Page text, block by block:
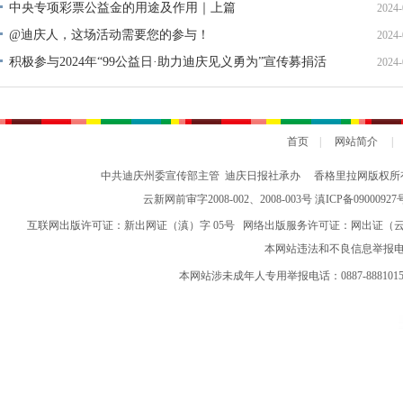
中央专项彩票公益金的用途及作用｜上篇
@迪庆人，这场活动需要您的参与！
积极参与2024年“99公益日·助力迪庆见义勇为”宣传募捐活
动倡议书